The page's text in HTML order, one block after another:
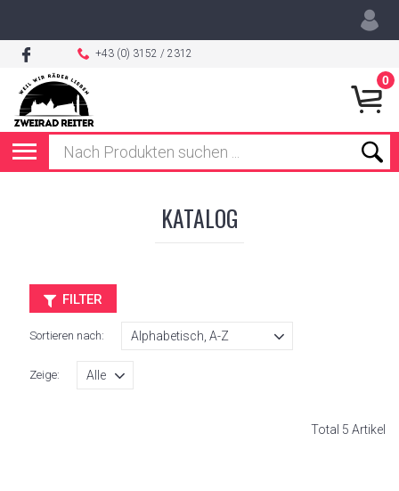
+43 (0) 3152 / 2312
0
KATALOG
FILTER
Sortieren nach:
Zeige:
Total 5 Artikel